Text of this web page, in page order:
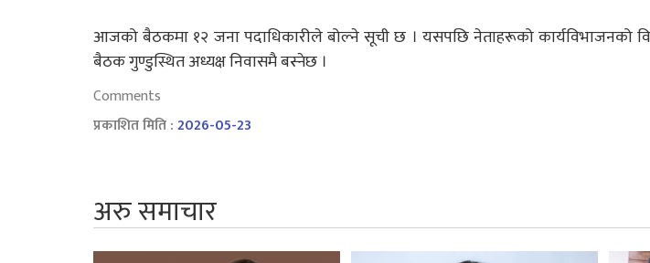
आजको बैठकमा १२ जना पदाधिकारीले बोल्ने सूची छ । यसपछि नेताहरूको
बैठक गुण्डुस्थित अध्यक्ष निवासमै बस्नेछ ।
Comments
प्रकाशित मिति :2026-05-23
अरु समाचार